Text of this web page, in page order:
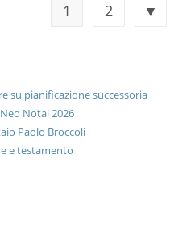
1 2
su pianificazione successoria
Notai 2026
Paolo Broccoli
e testamento